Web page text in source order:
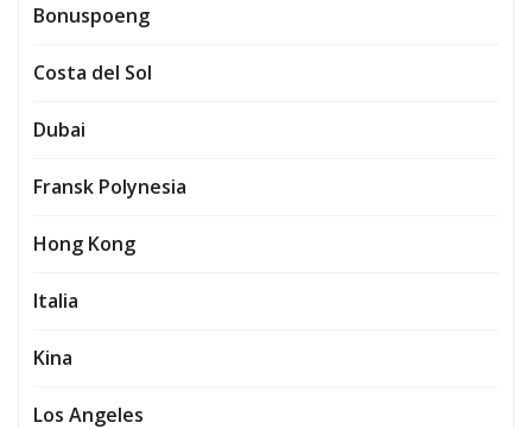
Bonuspoeng
Costa del Sol
Dubai
Fransk Polynesia
Hong Kong
Italia
Kina
Los Angeles